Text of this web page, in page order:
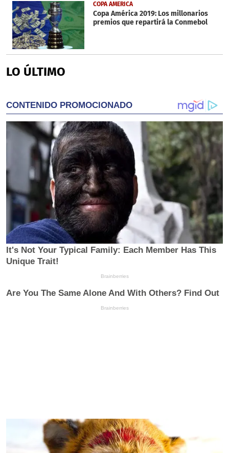
COPA AMERICA
Copa América 2019: Los millonarios
premios que repartirá la Conmebol
LO ÚLTIMO